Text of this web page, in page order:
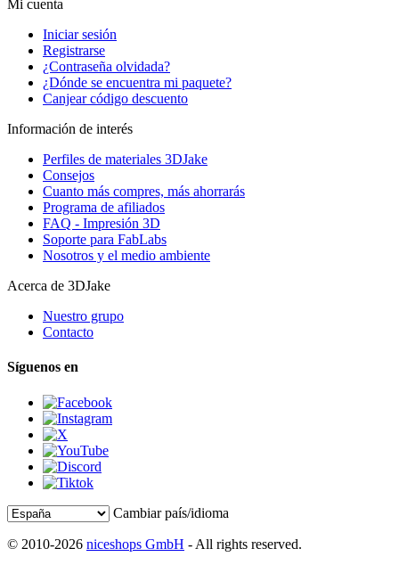
Mi cuenta
Iniciar sesión
Registrarse
¿Contraseña olvidada?
¿Dónde se encuentra mi paquete?
Canjear código descuento
Información de interés
Perfiles de materiales 3DJake
Consejos
Cuanto más compres, más ahorrarás
Programa de afiliados
FAQ - Impresión 3D
Soporte para FabLabs
Nosotros y el medio ambiente
Acerca de 3DJake
Nuestro grupo
Contacto
Síguenos en
Cambiar país/idioma
© 2010-2026 niceshops GmbH - All rights reserved.